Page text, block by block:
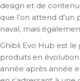
design et de
que l’on attend
naval, mais
Ghibli Evo Hub est
produits en
année après année